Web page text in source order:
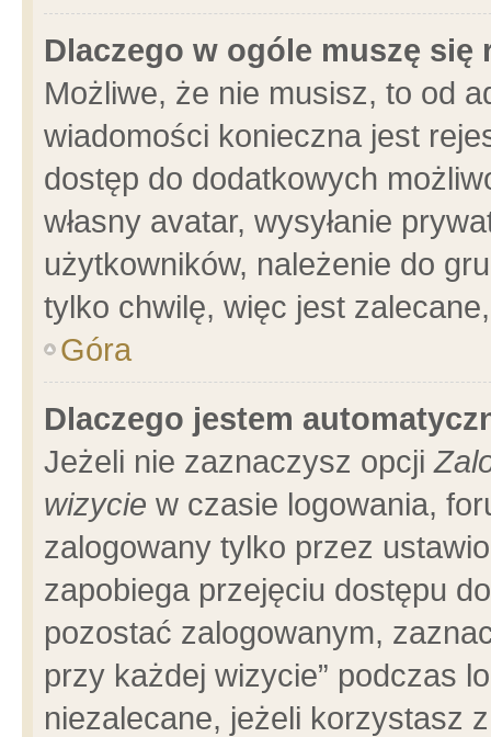
Dlaczego w ogóle muszę się
Możliwe, że nie musisz, to od
wiadomości konieczna jest
dostęp do dodatkowych
własny avatar, wysyłanie
użytkowników, należenie do
tylko chwilę, więc jest
Góra
Dlaczego jestem
Jeżeli nie zaznaczysz opcji
wizycie w czasie logowania,
zalogowany tylko przez
zapobiega przejęciu dostępu
pozostać zalogowanym,
przy każdej wizycie” podczas
niezalecane, jeżeli korzystasz